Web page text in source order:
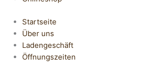
Startseite
Über uns
Ladengeschäft
Öffnungszeiten